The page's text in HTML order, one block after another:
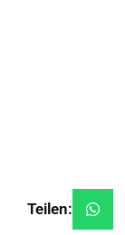
Teilen: